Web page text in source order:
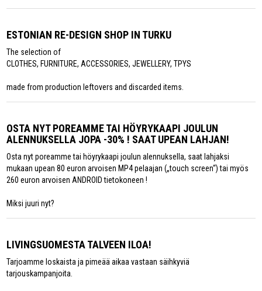
ESTONIAN RE-DESIGN SHOP IN TURKU
The selection of
CLOTHES, FURNITURE, ACCESSORIES, JEWELLERY, TPYS
made from production leftovers and discarded items.
OSTA NYT POREAMME TAI HÖYRYKAAPI JOULUN
ALENNUKSELLA JOPA -30% ! SAAT UPEAN LAHJAN!
Osta nyt poreamme tai höyrykaapi joulun alennuksella, saat lahjaksi
mukaan upean 80 euron arvoisen MP4 pelaajan („touch screen“) tai myös
260 euron arvoisen ANDROID tietokoneen !
Miksi juuri nyt?
LIVINGSUOMESTA TALVEEN ILOA!
Tarjoamme loskaista ja pimeää aikaa vastaan säihkyviä
tarjouskampanjoita.